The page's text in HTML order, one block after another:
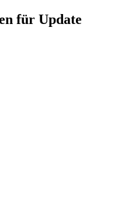
für Update